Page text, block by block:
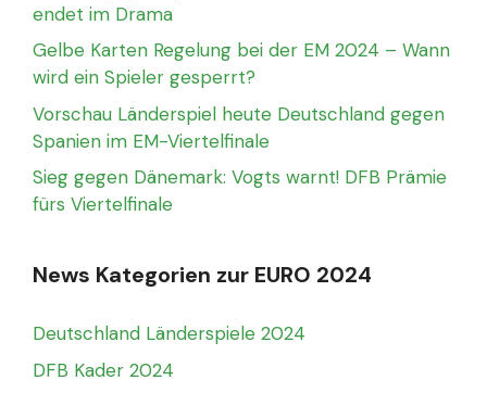
endet im Drama
Gelbe Karten Regelung bei der EM 2024 – Wann
wird ein Spieler gesperrt?
Vorschau Länderspiel heute Deutschland gegen
Spanien im EM-Viertelfinale
Sieg gegen Dänemark: Vogts warnt! DFB Prämie
fürs Viertelfinale
News Kategorien zur EURO 2024
Deutschland Länderspiele 2024
DFB Kader 2024